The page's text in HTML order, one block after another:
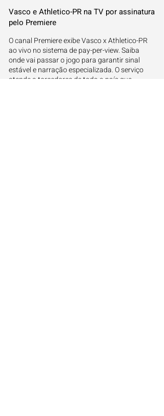
Vasco e Athletico-PR na TV por assinatura
pelo Premiere
O canal Premiere exibe Vasco x Athletico-PR
ao vivo no sistema de pay-per-view. Saiba
onde vai passar o jogo para garantir sinal
estável e narração especializada. O serviço
atende a torcedores de todo o país que